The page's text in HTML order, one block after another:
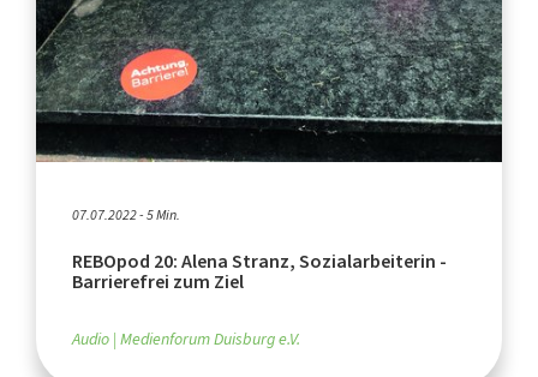
07.07.2022 - 5 Min.
REBOpod 20: Alena Stranz, Sozialarbeiterin -
Barrierefrei zum Ziel
Audio Medienforum Duisburg e.V.